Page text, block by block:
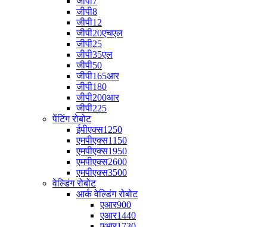
जीपी8
जीपी12
जीपी20एचएल
जीपी25
जीपी35एल
जीपी50
जीपी165आर
जीपी180
जीपी200आर
जीपी225
पेंटिंग रोबोट
ईपीएक्स1250
एमपीएक्स1150
एमपीएक्स1950
एमपीएक्स2600
एमपीएक्स3500
वेल्डिंग रोबोट
आर्क वेल्डिंग रोबोट
एआर900
एआर1440